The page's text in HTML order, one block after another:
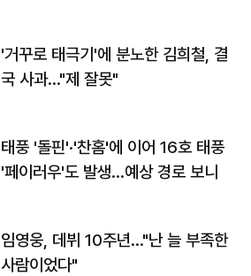
'거꾸로 태극기'에 분노한 김희철, 결
국 사과…"제 잘못"
태풍 '돌핀'·'찬홈'에 이어 16호 태풍
'페이러우'도 발생…예상 경로 보니
임영웅, 데뷔 10주년…"난 늘 부족한
사람이었다"